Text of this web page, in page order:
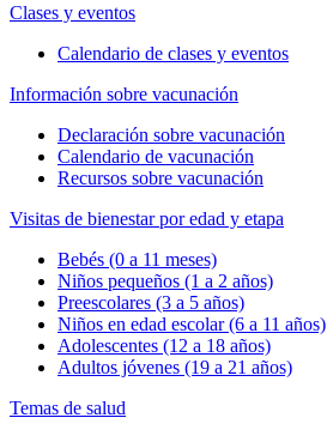
Clases y eventos
Calendario de clases y eventos
Información sobre vacunación
Declaración sobre vacunación
Calendario de vacunación
Recursos sobre vacunación
Visitas de bienestar por edad y etapa
Bebés (0 a 11 meses)
Niños pequeños (1 a 2 años)
Preescolares (3 a 5 años)
Niños en edad escolar (6 a 11 años)
Adolescentes (12 a 18 años)
Adultos jóvenes (19 a 21 años)
Temas de salud